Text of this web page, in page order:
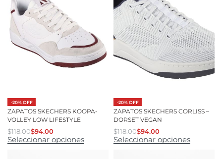
-20% OFF
ZAPATOS SKECHERS KOOPA-
VOLLEY LOW LIFESTYLE
$118.00$94.00
Seleccionar opciones
-20% OFF
ZAPATOS SKECHERS CORLISS –
DORSET VEGAN
$118.00$94.00
Seleccionar opciones